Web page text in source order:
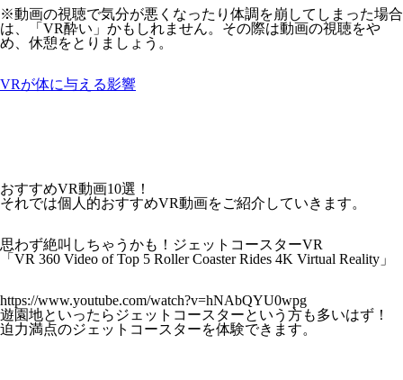
※動画の視聴で気分が悪くなったり体調を崩してしまった場合
は、「VR酔い」かもしれません。その際は動画の視聴をや
め、休憩をとりましょう。
VRが体に与える影響
おすすめVR動画10選！
それでは個人的おすすめVR動画をご紹介していきます。
思わず絶叫しちゃうかも！ジェットコースターVR
「VR 360 Video of Top 5 Roller Coaster Rides 4K Virtual Reality」
https://www.youtube.com/watch?v=hNAbQYU0wpg
遊園地といったらジェットコースターという方も多いはず！
迫力満点のジェットコースターを体験できます。